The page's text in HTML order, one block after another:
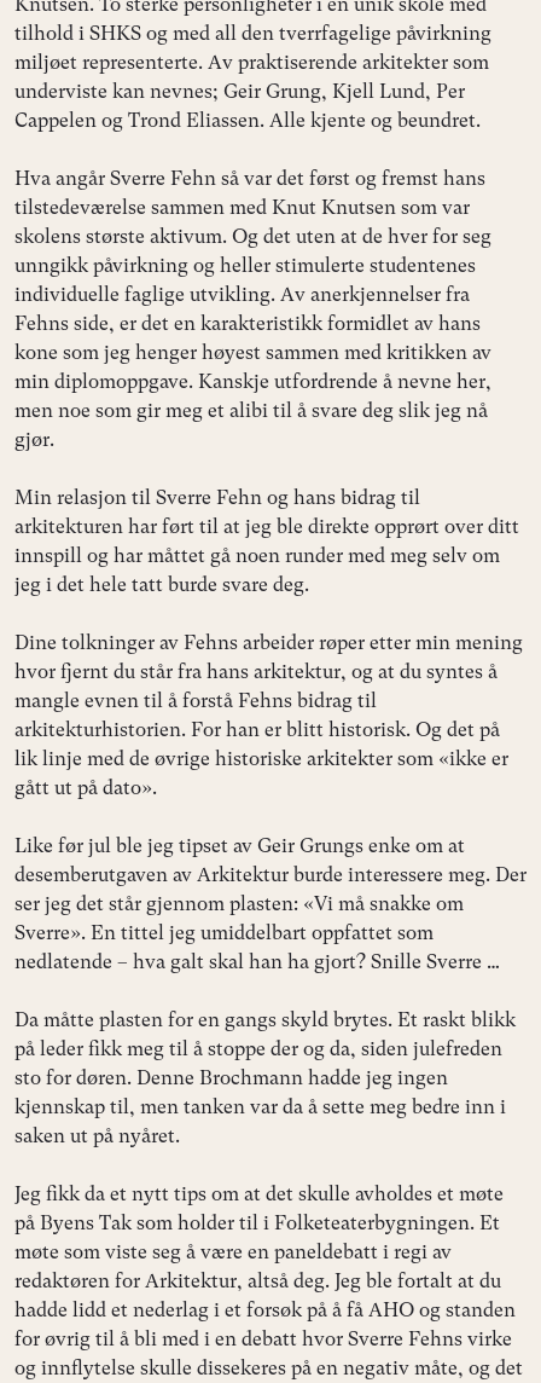
tilhold i SHKS og med all den tverrfagelige påvirkning
miljøet representerte. Av praktiserende arkitekter som
underviste kan nevnes; Geir Grung, Kjell Lund, Per
Cappelen og Trond Eliassen. Alle kjente og beundret.
Hva angår Sverre Fehn så var det først og fremst hans
tilstedeværelse sammen med Knut Knutsen som var
skolens største aktivum. Og det uten at de hver for seg
unngikk påvirkning og heller stimulerte studentenes
individuelle faglige utvikling. Av anerkjennelser fra
Fehns side, er det en karakteristikk formidlet av hans
kone som jeg henger høyest sammen med kritikken av
min diplomoppgave. Kanskje utfordrende å nevne her,
men noe som gir meg et alibi til å svare deg slik jeg nå
gjør.
Min relasjon til Sverre Fehn og hans bidrag til
arkitekturen har ført til at jeg ble direkte opprørt over ditt
innspill og har måttet gå noen runder med meg selv om
jeg i det hele tatt burde svare deg.
Dine tolkninger av Fehns arbeider røper etter min mening
hvor fjernt du står fra hans arkitektur, og at du syntes å
mangle evnen til å forstå Fehns bidrag til
arkitekturhistorien. For han er blitt historisk. Og det på
lik linje med de øvrige historiske arkitekter som «ikke er
gått ut på dato».
Like før jul ble jeg tipset av Geir Grungs enke om at
desemberutgaven av Arkitektur burde interessere meg. Der
ser jeg det står gjennom plasten: «Vi må snakke om
Sverre». En tittel jeg umiddelbart oppfattet som
nedlatende – hva galt skal han ha gjort? Snille Sverre …
Da måtte plasten for en gangs skyld brytes. Et raskt blikk
på leder fikk meg til å stoppe der og da, siden julefreden
sto for døren. Denne Brochmann hadde jeg ingen
kjennskap til, men tanken var da å sette meg bedre inn i
saken ut på nyåret.
Jeg fikk da et nytt tips om at det skulle avholdes et møte
på Byens Tak som holder til i Folketeaterbygningen. Et
møte som viste seg å være en paneldebatt i regi av
redaktøren for Arkitektur, altså deg. Jeg ble fortalt at du
hadde lidd et nederlag i et forsøk på å få AHO og standen
for øvrig til å bli med i en debatt hvor Sverre Fehns virke
og innflytelse skulle dissekeres på en negativ måte, og det